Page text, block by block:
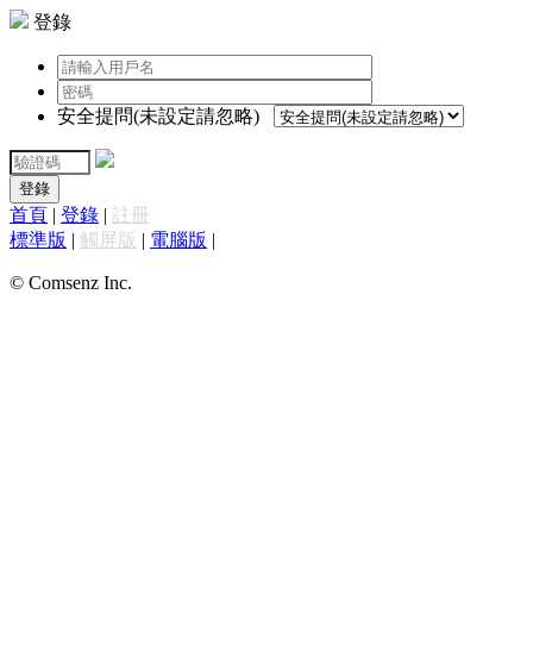
登錄
安全提問(未設定請忽略)
登錄
首頁 | 登錄 | 註冊
標準版 | 觸屏版 | 電腦版 |
© Comsenz Inc.